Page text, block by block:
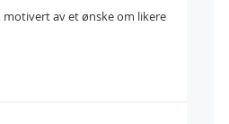
av et ønske om likere